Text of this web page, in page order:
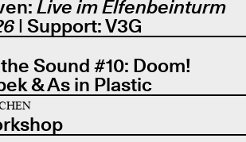
Live im Elfenbeinturm
| Support: V3G
Sound #10: Doom!
& As in Plastic